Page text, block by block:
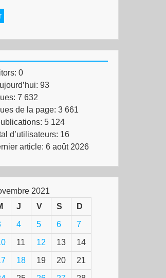
0
93
7 632
de la page: 3 661
5 124
d’utilisateurs: 16
article: 6 août 2026
2021
J V S D
4 5 6 7
11 12 13 14
18 19 20 21